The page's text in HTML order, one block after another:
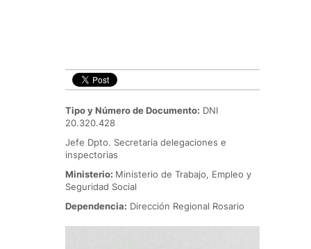
Tipo y Número de Documento: DNI
20.320.428
Jefe Dpto. Secretaria delegaciones e
inspectorias
Ministerio: Ministerio de Trabajo, Empleo y
Seguridad Social
Dependencia: Dirección Regional Rosario